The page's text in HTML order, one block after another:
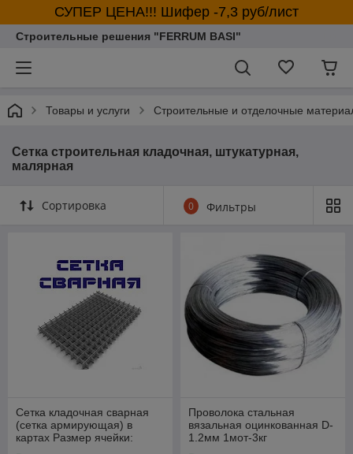
СУПЕР ЦЕНА!!! Шифер -7,3 руб/лист
Строительные решения "FERRUM BASI"
Товары и услуги Строительные и отделочные
Сетка строительная кладочная, штукатурная,
малярная
Сортировка 0 Фильтры
Сетка кладочная сварная
(сетка армирующая) в
картах Размер ячейки:
Проволока стальная
вязальная оцинкованная D-
1.2мм 1мот-3кг